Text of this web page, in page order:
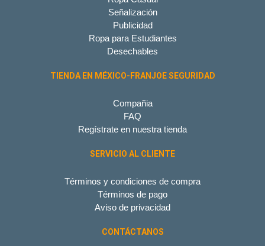
Señalización
Publicidad
Ropa para Estudiantes
Desechables
TIENDA EN MÉXICO-FRANJOE SEGURIDAD
Compañia
FAQ
Regístrate en nuestra tienda
SERVICIO AL CLIENTE
Términos y condiciones de compra
Términos de pago
Aviso de privacidad
CONTÁCTANOS